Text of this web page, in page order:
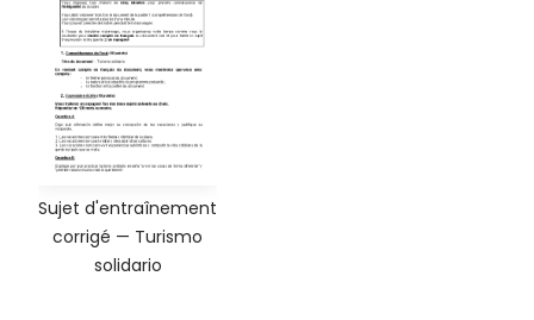
Sujet d'entraînement
corrigé — Turismo
solidario